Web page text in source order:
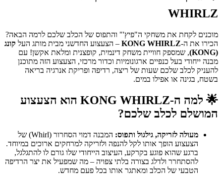
WHIRLZ
מוכנים לקחת את משחקי ה"פיץ'" והתפוס של הכלב שלכם לרמה הבאה?
הכירו את ה-KONG WHIRLZ – הצעצוע החדשני מבית מותג העל קונג
(KONG)
, שמספק חוויית משחק דינמית, קופצנית ומלאת אקשן! עם
מבנה ייחודי בעל כנפיים ארגונומיות וכדור מרכזי, הצעצוע הזה מתוכנן
להעניק לכלב שלכם שעות של ריצה, רדיפה ופריקת אנרגיה בריאה
בשטח, בגינה או אפילו במים.
🌟
למה ה-KONG WHIRLZ הוא הצעצוע
המושלם לכלב שלכם?
מעולה לזריקה, גילגול ותפוס:
המבנה דמוי הסחרור (Whirl) של
הצעצוע הופך אותו לקל להנפה ולזריקה למרחקים ארוכים במיוחד.
ברגע שהוא פוגע בקרקע, העיצוב הייחודי שלו גורם לו להתגלגל,
להסתחרר ולדלג בצורה בלתי צפויה – מה שמפעיל את יצר הרדיפה
הטבעי של הכלב ומאתגר אותו בכל פעם מחדש.